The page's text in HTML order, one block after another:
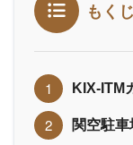
もくじ
KIX-ITM
関空駐